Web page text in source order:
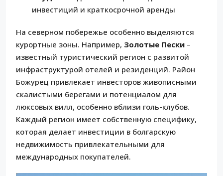
инвестиций и краткосрочной аренды
На северном побережье особенно выделяются
курортные зоны. Например, Золотые Пески –
известный туристический регион с развитой
инфраструктурой отелей и резиденций. Район
Божурец привлекает инвесторов живописными
скалистыми берегами и потенциалом для
люксовых вилл, особенно вблизи голь-клубов.
Каждый регион имеет собственную специфику,
которая делает инвестиции в болгарскую
недвижимость привлекательными для
международных покупателей.